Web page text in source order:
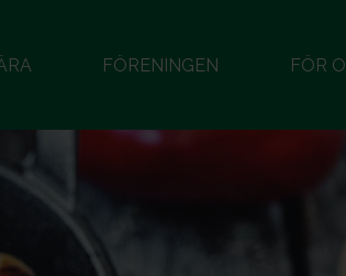
FÖRENINGEN FÖR